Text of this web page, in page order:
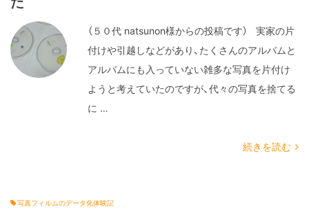
（５０代 natsunon様からの投稿です） 実家の片
付けや引越しなどがあり、たくさんのアルバムと
アルバムにも入っていない雑多な写真を片付け
ようと考えていたのですが、代々の写真を捨てる
に …
続きを読む
写真フィルムのデータ化体験記